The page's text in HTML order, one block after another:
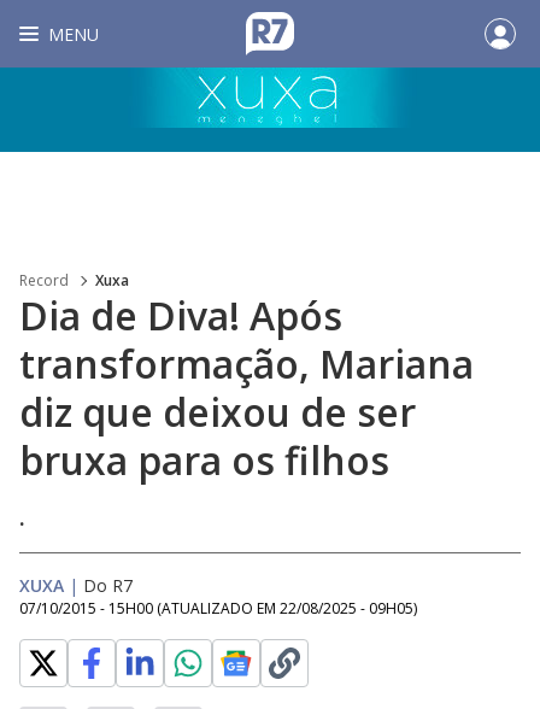
MENU
Record Xuxa
Dia de Diva! Após
transformação, Mariana
diz que deixou de ser
bruxa para os filhos
.
XUXA | Do R7
07/10/2015 - 15H00 (ATUALIZADO EM 22/08/2025 - 09H05)